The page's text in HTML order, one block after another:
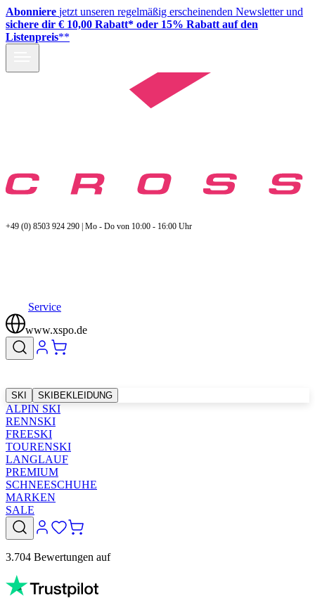
Abonniere jetzt unseren regelmäßig erscheinenden Newsletter und
sichere dir € 10,00 Rabatt* oder 15% Rabatt auf den
Listenpreis**
+49 (0) 8503 924 290 | Mo - Do von 10:00 - 16:00 Uhr
Service
www.xspo.de
SKI SKIBEKLEIDUNG
ALPIN SKI
RENNSKI
FREESKI
TOURENSKI
LANGLAUF
PREMIUM
SCHNEESCHUHE
MARKEN
SALE
3.704 Bewertungen auf